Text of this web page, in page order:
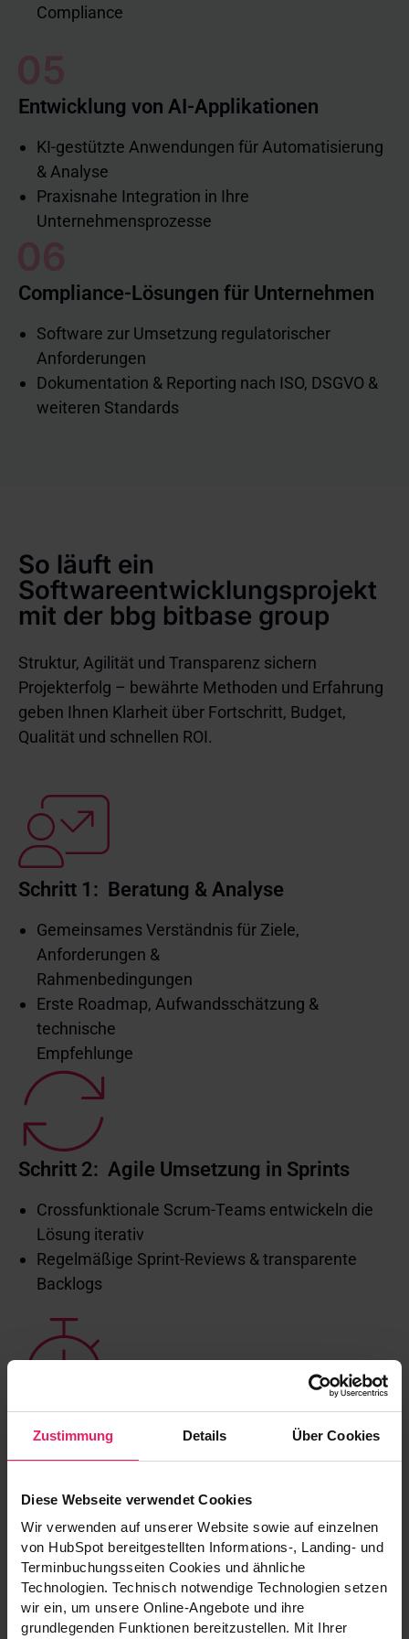
Zustimmung Details Über Cookies
Diese Webseite verwendet Cookies
Wir verwenden auf unserer Website sowie auf einzelnen
von HubSpot bereitgestellten Informations-, Landing- und
Terminbuchungsseiten Cookies und ähnliche
Technologien. Technisch notwendige Technologien setzen
wir ein, um unsere Online-Angebote und ihre
grundlegenden Funktionen bereitzustellen. Mit Ihrer
Compliance
Entwicklung von AI-Applikationen
KI-gestützte Anwendungen für Automatisierung
& Analyse
Praxisnahe Integration in Ihre
Unternehmensprozesse
Compliance-Lösungen für Unternehmen
Software zur Umsetzung regulatorischer
Anforderungen
Dokumentation & Reporting nach ISO, DSGVO &
weiteren Standards
So läuft ein
Softwareentwicklungsprojekt
mit der bbg bitbase group
Struktur, Agilität und Transparenz sichern
Projekterfolg – bewährte Methoden und Erfahrung
geben Ihnen Klarheit über Fortschritt, Budget,
Qualität und schnellen ROI.
Schritt 1: Beratung & Analyse
Gemeinsames Verständnis für Ziele,
Anforderungen &
Rahmenbedingungen
Erste Roadmap, Aufwandsschätzung &
technische
Empfehlunge
Schritt 2: Agile Umsetzung in Sprints
Crossfunktionale Scrum-Teams entwickeln die
Lösung iterativ
Regelmäßige Sprint-Reviews & transparente
Backlogs
Schritt 3: Go-Live & Time-to-Market
Erste funktionsfähige Releases schon nach
Iteratives Vorgehen verkürzt die
Markteinführungszeit
spürbar